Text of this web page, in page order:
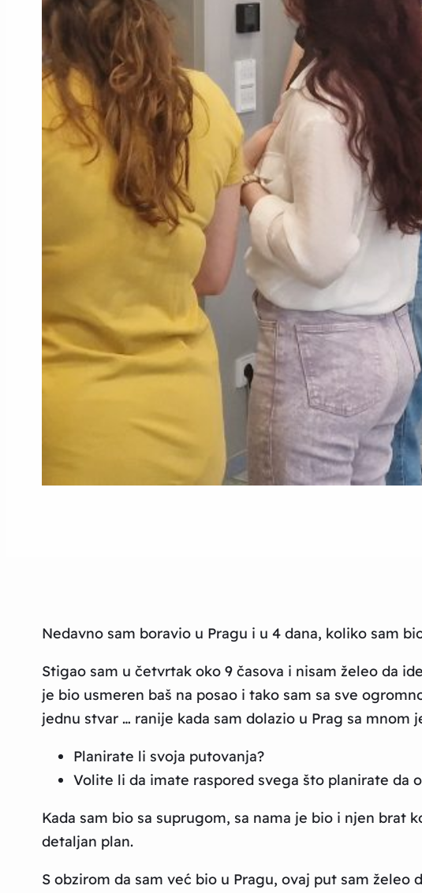
Nedavno sam boravio u Pragu i u 4 dana, koliko sam
Stigao sam u četvrtak oko 9 časova i nisam želeo da
je bio usmeren baš na posao i tako sam sa sve
jednu stvar … ranije kada sam dolazio u Prag sa
Planirate li svoja putovanja?
Volite li da imate raspored svega što planirate da
Kada sam bio sa suprugom, sa nama je bio i njen
detaljan plan.
S obzirom da sam već bio u Pragu, ovaj put sam